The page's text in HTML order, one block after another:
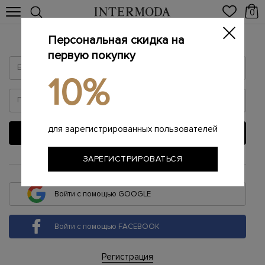
0
Войти
ВОЙТИ
или
Войти с помощью GOOGLE
Войти с помощью FACEBOOK
Регистрация
Персональная скидка на
первую покупку
10%
для зарегистрированных пользователей
ЗАРЕГИСТРИРОВАТЬСЯ